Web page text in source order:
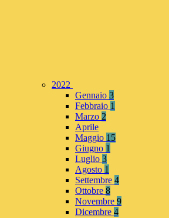
2022
Gennaio 3
Febbraio 1
Marzo 2
Aprile
Maggio 15
Giugno 1
Luglio 3
Agosto 1
Settembre 4
Ottobre 8
Novembre 9
Dicembre 4